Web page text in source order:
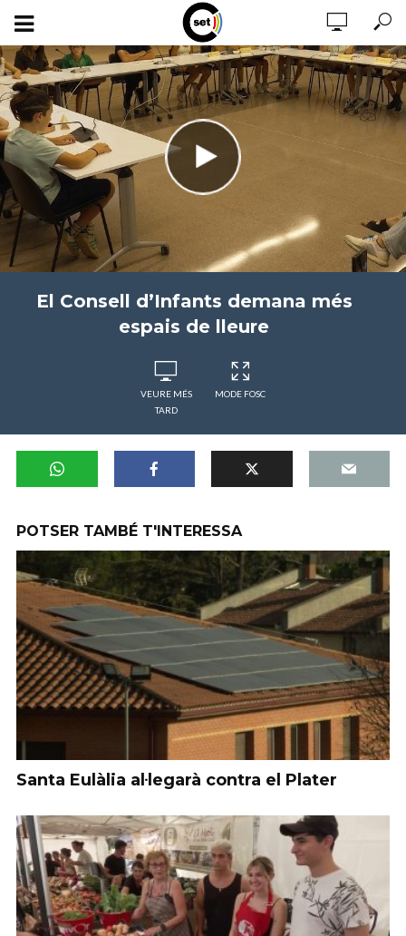
El Consell d’Infants demana més
espais de lleure
VEURE MÉS
TARD
MODE FOSC
POTSER TAMBÉ T'INTERESSA
Santa Eulàlia al·legarà contra el Plater